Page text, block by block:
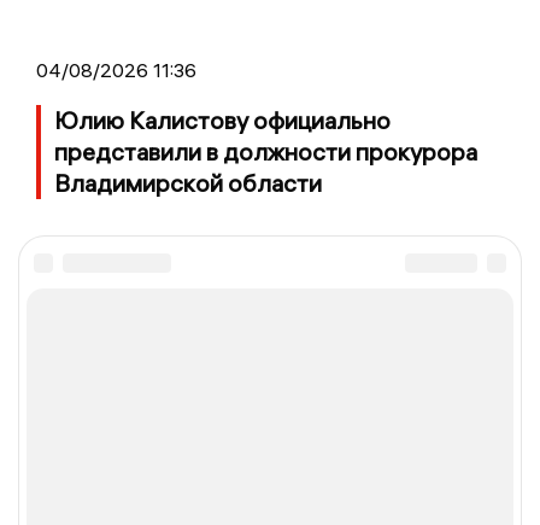
04/08/2026 11:36
Юлию Калистову официально
представили в должности прокурора
Владимирской области